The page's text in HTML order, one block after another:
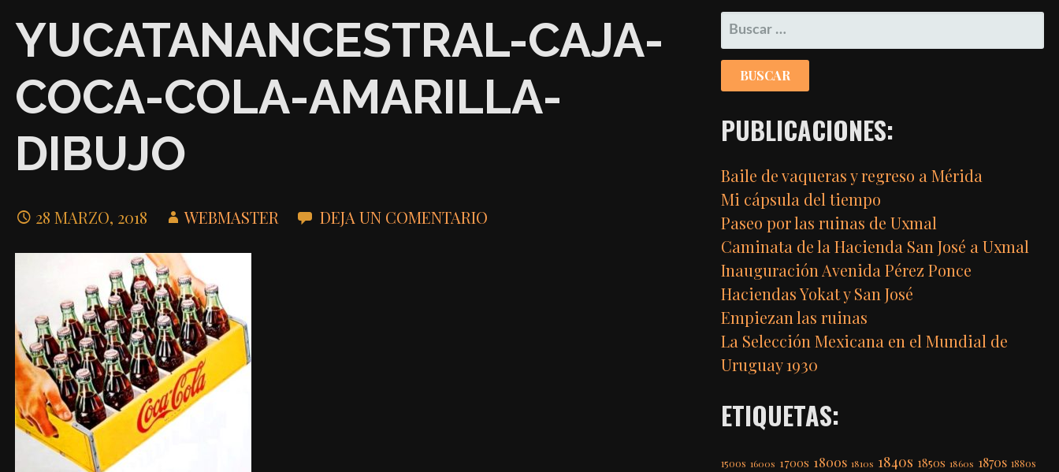
YUCATANANCESTRAL-CAJA-
COCA-COLA-AMARILLA-
DIBUJO
28 MARZO, 2018 WEBMASTER DEJA UN COMENTARIO
BUSCAR:
PUBLICACIONES:
Baile de vaqueras y regreso a Mérida
Mi cápsula del tiempo
Paseo por las ruinas de Uxmal
Caminata de la Hacienda San José a Uxmal
Inauguración Avenida Pérez Ponce
Haciendas Yokat y San José
Empiezan las ruinas
La Selección Mexicana en el Mundial de
Uruguay 1930
ETIQUETAS:
1500s 1600s 1700s 1800s 1810s 1840s 1850s 1860s 1870s 1880s